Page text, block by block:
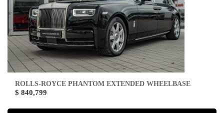
ROLLS-ROYCE PHANTOM EXTENDED WHEELBASE
$ 840,799